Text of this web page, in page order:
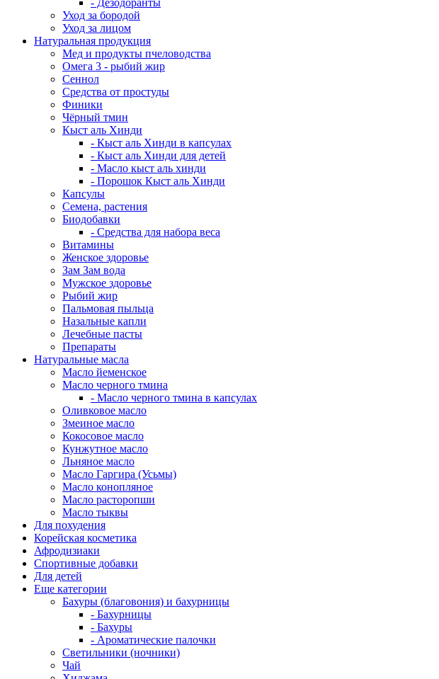
- Дезодоранты
Уход за бородой
Уход за лицом
Натуральная продукция
Мед и продукты пчеловодства
Омега 3 - рыбий жир
Сеннол
Средства от простуды
Финики
Чёрный тмин
Кыст аль Хинди
- Кыст аль Хинди в капсулах
- Кыст аль Хинди для детей
- Масло кыст аль хинди
- Порошок Кыст аль Хинди
Капсулы
Семена, растения
Биодобавки
- Средства для набора веса
Витамины
Женское здоровье
Зам Зам вода
Мужское здоровье
Рыбий жир
Пальмовая пыльца
Назальные капли
Лечебные пасты
Препараты
Натуральные масла
Масло йеменское
Масло черного тмина
- Масло черного тмина в капсулах
Оливковое масло
Змеиное масло
Кокосовое масло
Кунжутное масло
Льняное масло
Масло Гаргира (Усьмы)
Масло конопляное
Масло расторопши
Масло тыквы
Для похудения
Корейская косметика
Афродизиаки
Спортивные добавки
Для детей
Еще категории
Бахуры (благовония) и бахурницы
- Бахурницы
- Бахуры
- Ароматические палочки
Светильники (ночники)
Чай